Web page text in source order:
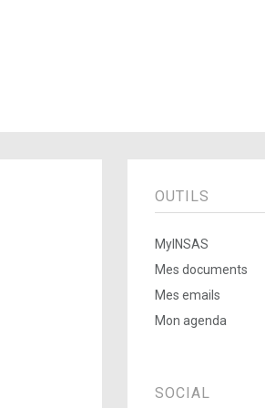
OUTILS
MyINSAS
Mes documents
Mes emails
Mon agenda
SOCIAL